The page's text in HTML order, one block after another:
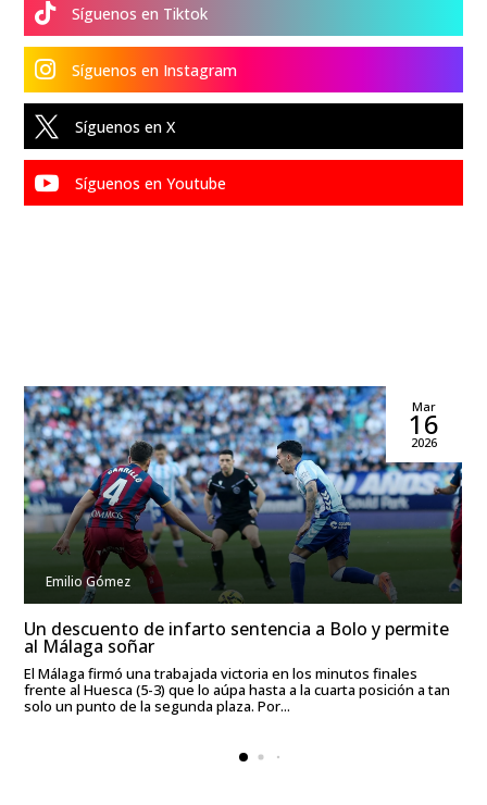
 Síguenos en Tiktok
 Síguenos en Instagram
 Síguenos en X
 Síguenos en Youtube
Emilio Gómez
Mar
16
2026
Un descuento de infarto sentencia a Bolo y permite
al Málaga soñar
El Málaga firmó una trabajada victoria en los minutos finales
frente al Huesca (5-3) que lo aúpa hasta a la cuarta posición a tan
solo un punto de la segunda plaza. Por...